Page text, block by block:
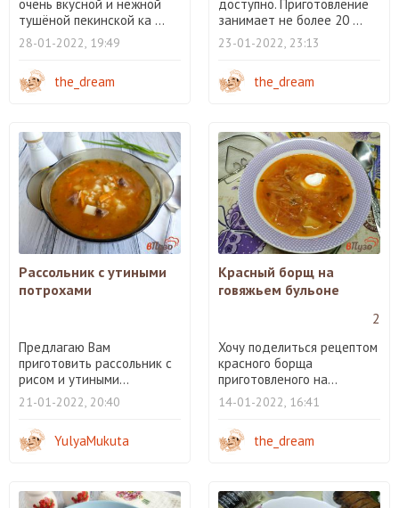
очень вкусной и нежной
тушёной пекинской ка ...
28-01-2022, 19:49
the_dream
доступно. Приготовление
занимает не более 20 ...
23-01-2022, 23:13
the_dream
Рассольник с утиными
потрохами
Предлагаю Вам
приготовить рассольник с
рисом и утиными...
21-01-2022, 20:40
YulyaMukuta
Красный борщ на
говяжьем бульоне
2
Хочу поделиться рецептом
красного борща
приготовленого на...
14-01-2022, 16:41
the_dream